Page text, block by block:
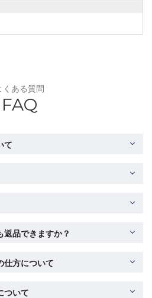
くある質問
FAQ
て
返品できますか？
仕方について
ついて